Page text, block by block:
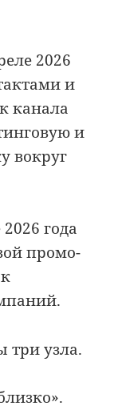
2026
и
канала
и
вокруг
года
промо-
три узла.